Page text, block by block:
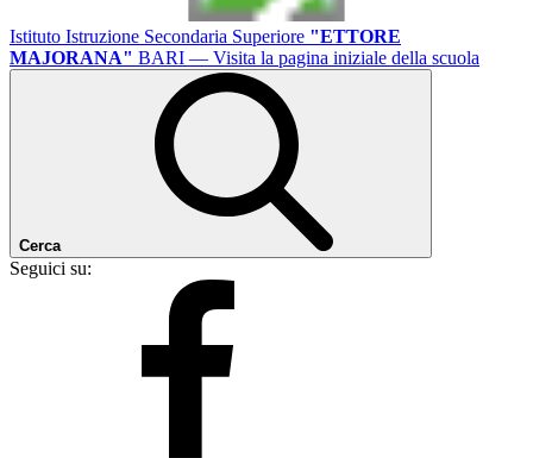
Istituto Istruzione Secondaria Superiore "ETTORE
MAJORANA" BARI — Visita la pagina iniziale della scuola
Cerca
Seguici su: